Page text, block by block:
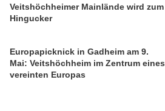
Veitshöchheimer Mainlände wird zum
Hingucker
Europapicknick in Gadheim am 9.
Mai: Veitshöchheim im Zentrum eines
vereinten Europas